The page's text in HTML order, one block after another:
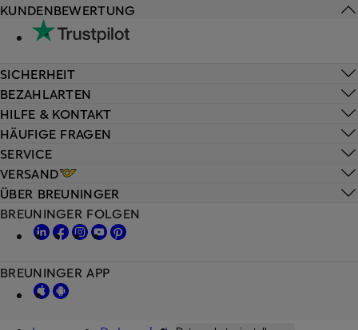
HILFE & KONTAKT
HÄUFIGE FRAGEN
SERVICE
VERSAND
KUNDENBEWERTUNG
SICHERHEIT
BEZAHLARTEN
ÜBER BREUNINGER
BREUNINGER FOLGEN
BREUNINGER APP